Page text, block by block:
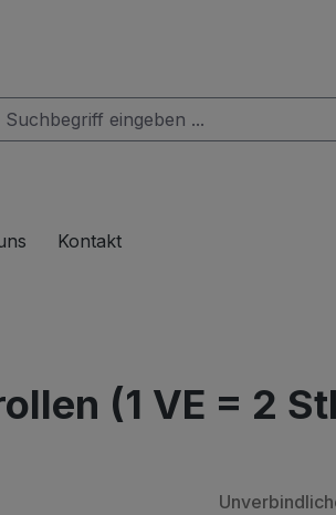
Produkte
Kontakt
(1 VE = 2